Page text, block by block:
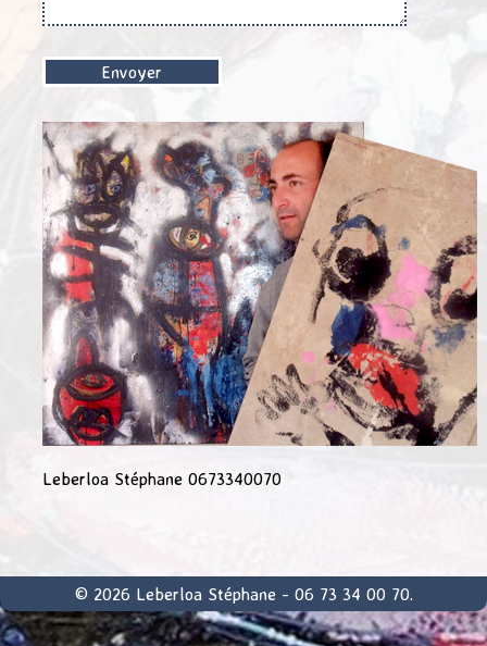
Leberloa Stéphane 0673340070
© 2026 Leberloa Stéphane - 06 73 34 00 70.